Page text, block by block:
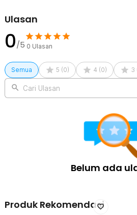
1 x XINGTIKAIBEIGUN Tongkat Koreksi
Yoga Body Sticks - JJN65
1 x Panduan Penggunaan
Ulasan
0/5 0 Ulasan
Semua 5 (0) 4 (0) 3
Cari Ulasan
Belum ada
Produk Rekomendasi